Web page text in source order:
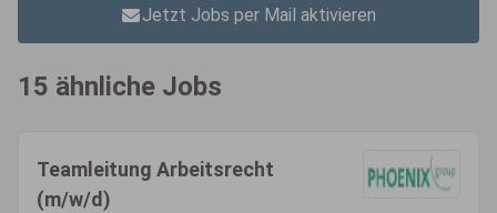
Jetzt Jobs per Mail aktivieren
15 ähnliche Jobs
Teamleitung Arbeitsrecht
(m/w/d)